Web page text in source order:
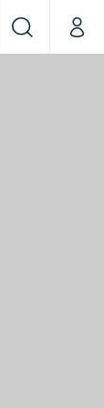
VyhledáváníMůj